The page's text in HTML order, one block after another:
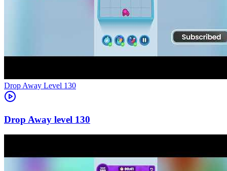
Level 130
130